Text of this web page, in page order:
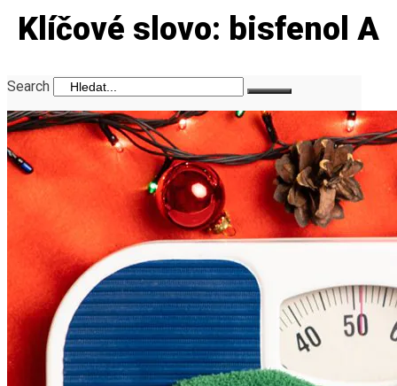
Klíčové slovo: bisfenol A
Search